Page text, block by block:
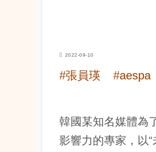
2022-09-10
#張員瑛 #aespa
韓國某知名媒體為
影響力的專家，以